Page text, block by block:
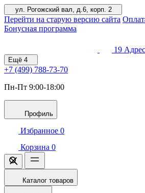
ул. Рогожский вал, д.6, корп. 2
Перейти на старую версию сайта
Бонусная программа
19
Ещё 4
+7 (499) 788-73-70
Пн-Пт 9:00-18:00
Профиль
Избранное 0
Корзина 0
Каталог товаров